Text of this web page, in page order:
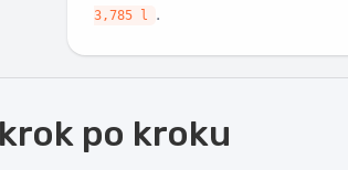
3,785 l
.
po kroku